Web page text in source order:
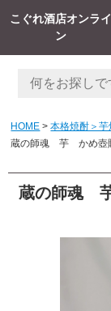
こぐれ酒店オンライ
ン
HOME 本格焼酎＞芋
蔵の師魂 芋 かめ
蔵の師魂